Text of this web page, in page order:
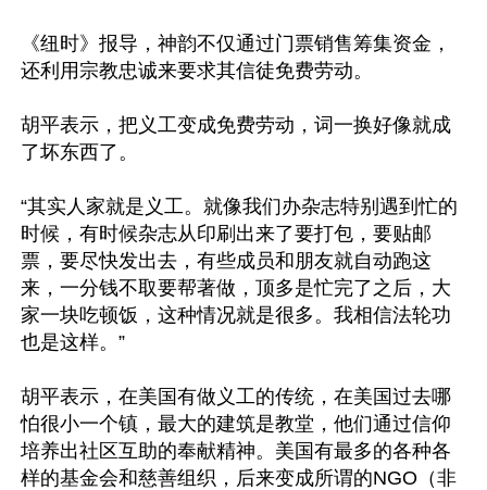
《纽时》报导，神韵不仅通过门票销售筹集资金，
还利用宗教忠诚来要求其信徒免费劳动。
胡平表示，把义工变成免费劳动，词一换好像就成
了坏东西了。
“其实人家就是义工。就像我们办杂志特别遇到忙的
时候，有时候杂志从印刷出来了要打包，要贴邮
票，要尽快发出去，有些成员和朋友就自动跑这
来，一分钱不取要帮著做，顶多是忙完了之后，大
家一块吃顿饭，这种情况就是很多。我相信法轮功
也是这样。”
胡平表示，在美国有做义工的传统，在美国过去哪
怕很小一个镇，最大的建筑是教堂，他们通过信仰
培养出社区互助的奉献精神。美国有最多的各种各
样的基金会和慈善组织，后来变成所谓的NGO（非